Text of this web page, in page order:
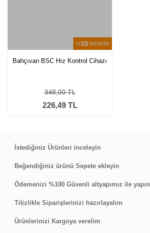
%35 İNDİRİM
Bahçıvan BSC Hız Kontrol Cihazı
226,49 TL
348,00 TL
İstediğiniz Ürünleri inceleyin
Beğendiğiniz ürünü Sepete ekleyin
Ödemenizi %100 Güvenli altyapımız ile yapın
Titizlikle Siparişlerinizi hazırlayalım
Ürünlerinizi Kargoya verelim